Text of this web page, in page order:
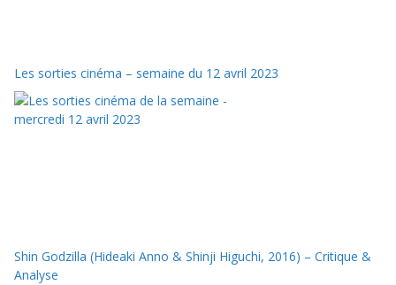
Les sorties cinéma – semaine du 12 avril 2023
Shin Godzilla (Hideaki Anno & Shinji Higuchi, 2016) – Critique &
Analyse